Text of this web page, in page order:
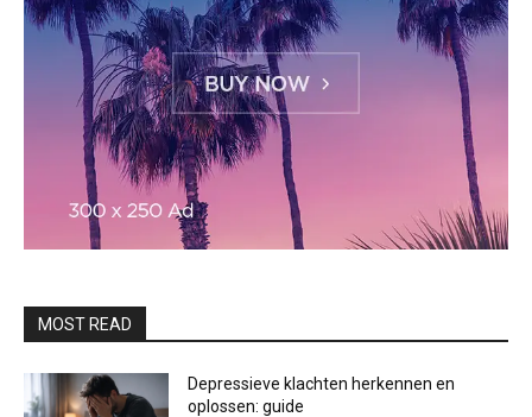
MOST READ
Depressieve klachten herkennen en
oplossen: guide